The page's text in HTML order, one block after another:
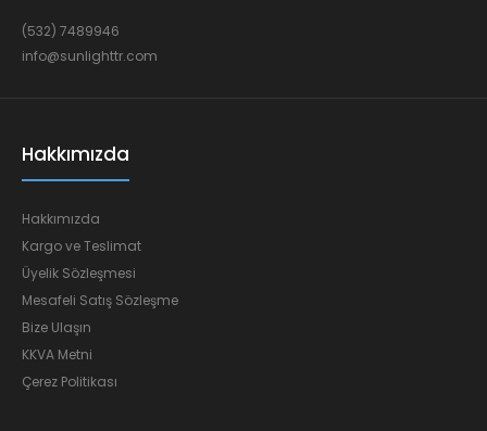
(532) 7489946
info@sunlighttr.com
Hakkımızda
Hakkımızda
Kargo ve Teslimat
Üyelik Sözleşmesi
Mesafeli Satış Sözleşme
Bize Ulaşın
KKVA Metni
Çerez Politikası